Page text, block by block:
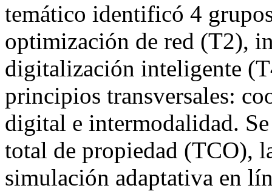
temático identificó 4
optimización de red (T2),
digitalización inteligente
principios transversales:
digital e intermodalidad.
total de propiedad (TCO),
simulación adaptativa en